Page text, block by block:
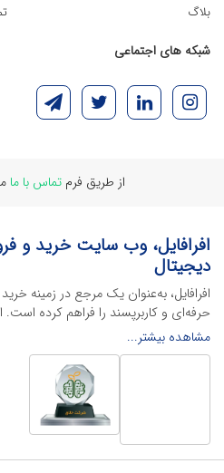
بلاگ
شبکه های اجتماعی
از طریق فرمتماس با ما
افرافایل، وب سایت خرید و
دیجیتال
افرافایل، به‌عنوان یک مرجع در زمینه
حرفه‌ای و کاربرپسند را فراهم کرده
طراحان، دانشجویان و فریلنسرها ایجاد
دیجیتال خود را به فروش رسانده یا از
اهدافشان استفاده کنند.
این سایت با ارائه تنوع گسترده‌ای از
لایه باز نرم افراهای ادیت ویدئو گرفته تا
اکسل گرفته تا قالب‌های ارائه پاورپوینت
هزینه‌های خود را کاهش داده و به سرعت
مشاهده بیشتر...